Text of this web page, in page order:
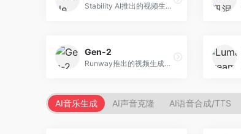
Stability AI推出的视频生成模型，开源可部署。面向开发者和专业创作者，支持视频生成、视频编辑等功能，开源生态完善，定制化程度高。
Gen-2
Runway推出的视频生成模型，专注于文生视频和视频风格转换。面向影视制作人和创意工作者，支持文本到视频、图像到视频等多种生成模式，视频质量专业级。
AI音乐生成 AI声音克隆 AI语音合成/TTS